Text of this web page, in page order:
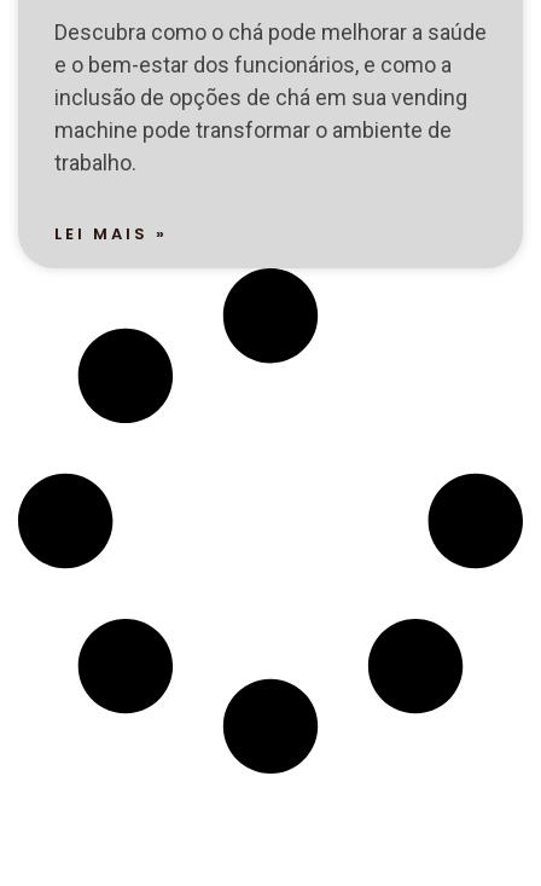
Descubra como o chá pode melhorar a saúde
e o bem-estar dos funcionários, e como a
inclusão de opções de chá em sua vending
machine pode transformar o ambiente de
trabalho.
LEI MAIS »